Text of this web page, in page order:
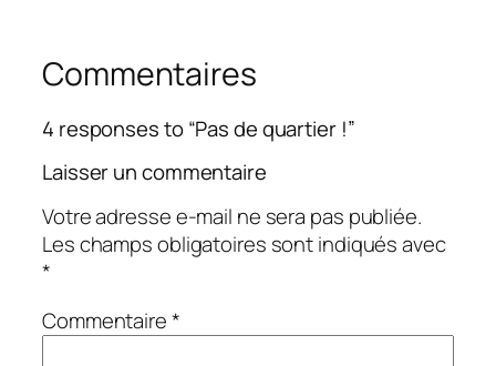
Commentaires
4 responses to “Pas de quartier !”
Laisser un commentaire
Votre adresse e-mail ne sera pas publiée.
Les champs obligatoires sont indiqués avec
*
Commentaire*